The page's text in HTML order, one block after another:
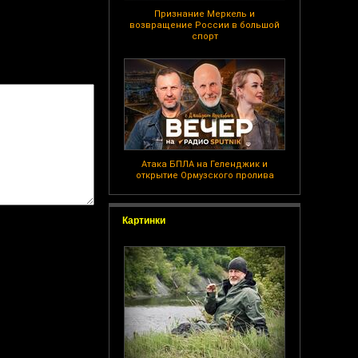
Признание Меркель и
возвращение России в большой
спорт
Атака БПЛА на Геленджик и
открытие Ормузского пролива
Картинки